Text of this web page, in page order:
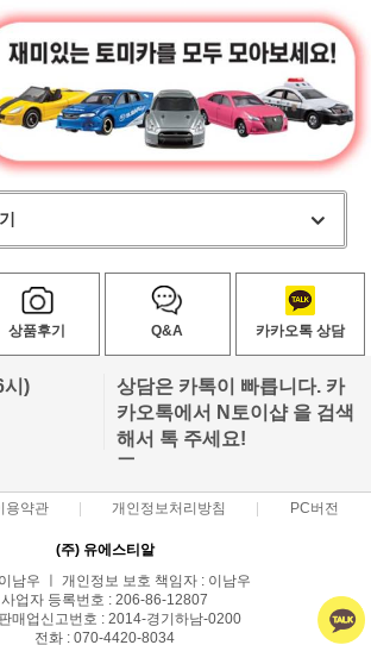
상품후기 Q&A 카카오톡 상담
시)
상담은 카톡이 빠릅니다. 카
카오톡에서 N토이샵 을 검색
해서 톡 주세요!
ㅡ
용약관 개인정보처리방침 PC버전
(주) 유에스티알
남우 ㅣ 개인정보 보호 책임자 : 이남우
사업자 등록번호 : 206-86-12807
매업신고번호 : 2014-경기하남-0200
전화 : 070-4420-8034